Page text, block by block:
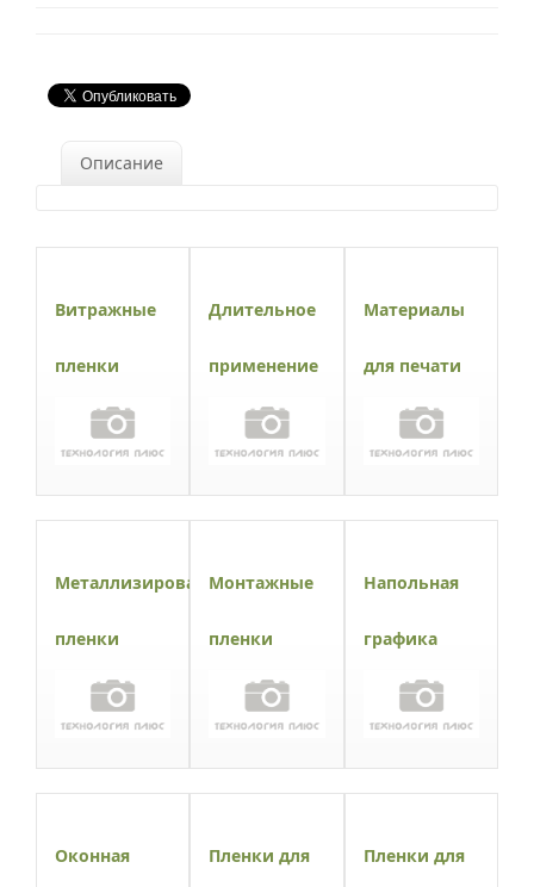
Описание
Витражные
пленки
Длительное
применение
Материалы
для печати
Металлизированные
пленки
Монтажные
пленки
Напольная
графика
Оконная Пленки для Пленки для